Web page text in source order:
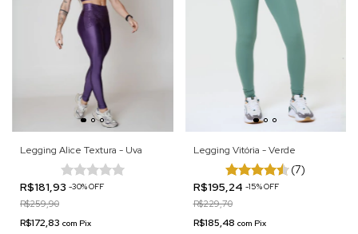
Legging Alice Textura - Uva
R$181,93 -30%OFF
R$259,90
R$172,83 com Pix
Legging Vitória - Verde
(7)
R$195,24 -15%OFF
R$229,70
R$185,48 com Pix